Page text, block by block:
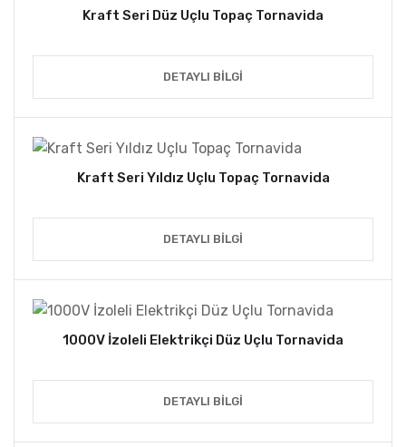
Kraft Seri Düz Uçlu Topaç Tornavida
DETAYLI BILGI
Kraft Seri Yıldız Uçlu Topaç Tornavida
DETAYLI BILGI
1000V İzoleli Elektrikçi Düz Uçlu Tornavida
DETAYLI BILGI